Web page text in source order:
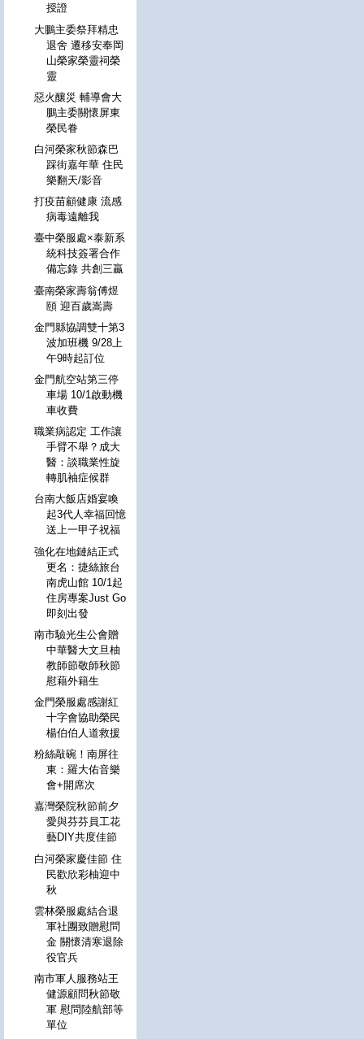
授證
大鵬主委祭拜精忠
退舍 遷移安奉岡
山榮家榮靈祠榮
靈
惡火釀災 輔導會大
鵬主委關懷屏東
榮民眷
白河榮家秋節森巴
踩街嘉年華 住民
樂翻天/影音
打疫苗顧健康 流感
病毒遠離我
臺中榮服處×泰新系
統科技簽署合作
備忘錄 共創三贏
臺南榮家壽翁傅煜
頤 迎百歲嵩壽
金門縣協調雙十第3
波加班機 9/28上
午9時起訂位
金門航空站第三停
車場 10/1啟動機
車收費
職業病認定 工作讓
手臂不舉？成大
醫：談職業性旋
轉肌袖症候群
台南大飯店婚宴喚
起3代人幸福回憶
送上一甲子祝福
強化在地鏈結正式
更名：捷絲旅台
南虎山館 10/1起
住房專案Just Go
即刻出發
南市驗光生公會贈
中華醫大文旦柚
教師節敬師秋節
慰藉外籍生
金門榮服處感謝紅
十字會協助榮民
楊伯伯人道救援
粉絲敲碗！南屏往
東：羅大佑音樂
會+開席次
嘉灣榮院秋節前夕
愛與芬芬員工花
藝DIY共度佳節
白河榮家慶佳節 住
民歡欣彩柚迎中
秋
雲林榮服處結合退
軍社團致贈慰問
金 關懷清寒退除
役官兵
南市軍人服務站王
健源顧問秋節敬
軍 慰問陸航部等
單位